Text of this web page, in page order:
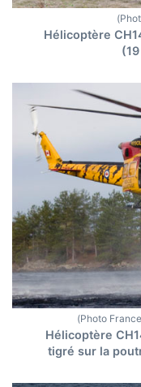
Hélicoptère
(Photo
Hélicoptère
tigré sur la